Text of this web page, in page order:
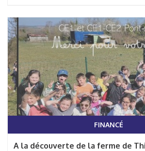
FINANCÉ
A la découverte de la ferme de